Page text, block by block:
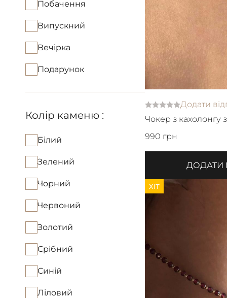
Побачення
Випускний
Вечірка
Подарунок
Колір каменю :
Білий
Зелений
Чорний
Червоний
Золотий
Срібний
Синій
Ліловий
Додати
Чокер з кахолонгу
990 грн
ДОДАТИ
ХІТ